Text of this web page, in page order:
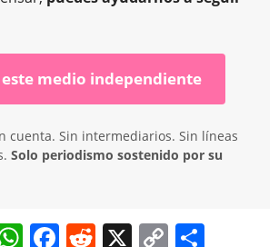
medio independiente
cuenta. Sin intermediarios. Sin líneas
Solo periodismo sostenido por su
W F R X C